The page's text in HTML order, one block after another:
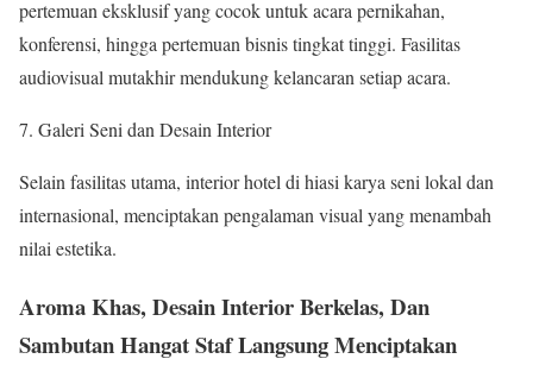
pertemuan eksklusif yang cocok untuk acara pernikahan,
konferensi, hingga pertemuan bisnis tingkat tinggi. Fasilitas
audiovisual mutakhir mendukung kelancaran setiap acara.
Galeri Seni dan Desain Interior
Selain fasilitas utama, interior hotel di hiasi karya seni lokal dan
internasional, menciptakan pengalaman visual yang menambah
nilai estetika.
Aroma Khas, Desain Interior Berkelas, Dan
Sambutan Hangat Staf Langsung Menciptakan